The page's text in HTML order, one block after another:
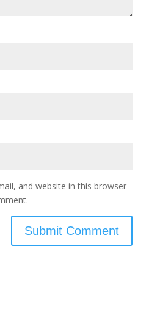
and website in this browser